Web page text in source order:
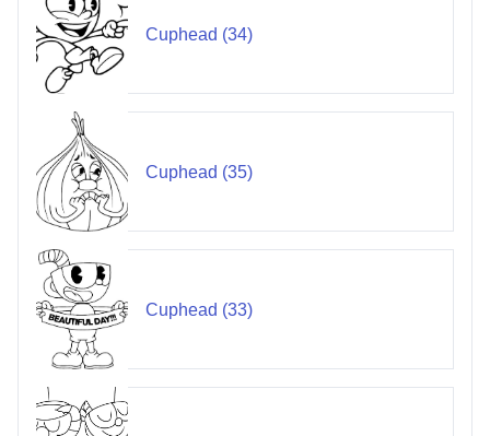
Cuphead (34)
Cuphead (35)
Cuphead (33)